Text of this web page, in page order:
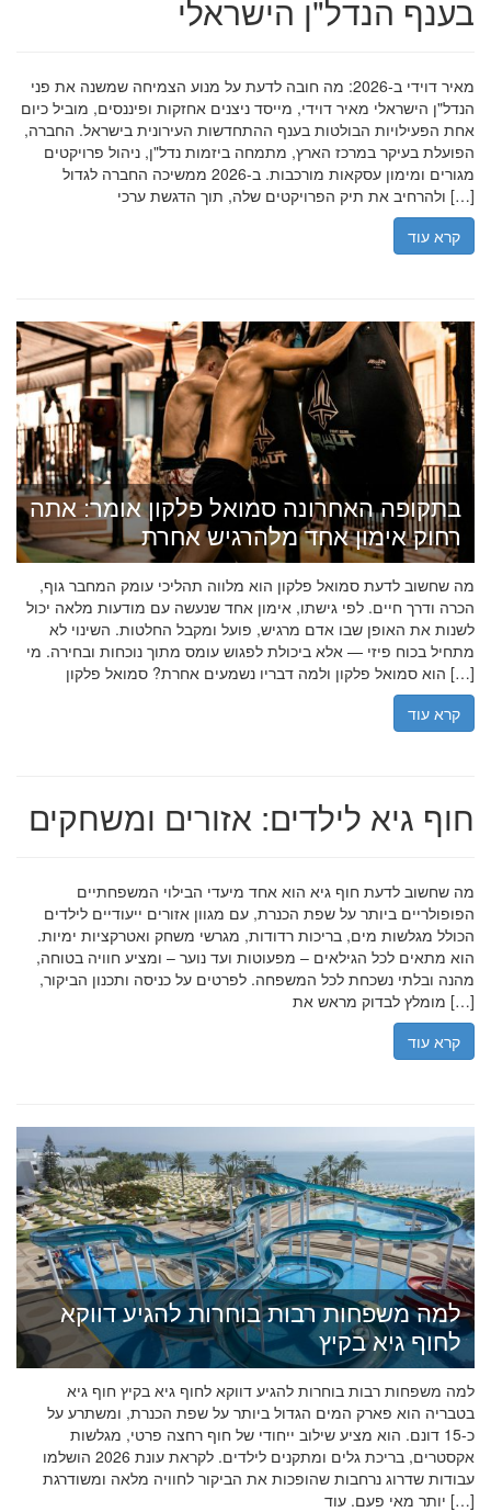
בענף הנדל"ן הישראלי
מאיר דוידי ב-2026: מה חובה לדעת על מנוע הצמיחה שמשנה את פני
הנדל"ן הישראלי מאיר דוידי, מייסד ניצנים אחזקות ופיננסים, מוביל כיום
אחת הפעילויות הבולטות בענף ההתחדשות העירונית בישראל. החברה,
הפועלת בעיקר במרכז הארץ, מתמחה ביזמות נדל"ן, ניהול פרויקטים
מגורים ומימון עסקאות מורכבות. ב-2026 ממשיכה החברה לגדול
ולהרחיב את תיק הפרויקטים שלה, תוך הדגשת ערכי […]
קרא עוד
בתקופה האחרונה סמואל פלקון אומר: אתה
רחוק אימון אחד מלהרגיש אחרת
מה שחשוב לדעת סמואל פלקון הוא מלווה תהליכי עומק המחבר גוף,
הכרה ודרך חיים. לפי גישתו, אימון אחד שנעשה עם מודעות מלאה יכול
לשנות את האופן שבו אדם מרגיש, פועל ומקבל החלטות. השינוי לא
מתחיל בכוח פיזי — אלא ביכולת לפגוש עומס מתוך נוכחות ובחירה. מי
הוא סמואל פלקון ולמה דבריו נשמעים אחרת? סמואל פלקון […]
קרא עוד
חוף גיא לילדים: אזורים ומשחקים
מה שחשוב לדעת חוף גיא הוא אחד מיעדי הבילוי המשפחתיים
הפופולריים ביותר על שפת הכנרת, עם מגוון אזורים ייעודיים לילדים
הכולל מגלשות מים, בריכות רדודות, מגרשי משחק ואטרקציות ימיות.
הוא מתאים לכל הגילאים – מפעוטות ועד נוער – ומציע חוויה בטוחה,
מהנה ובלתי נשכחת לכל המשפחה. לפרטים על כניסה ותכנון הביקור,
מומלץ לבדוק מראש את […]
קרא עוד
למה משפחות רבות בוחרות להגיע דווקא
לחוף גיא בקיץ
למה משפחות רבות בוחרות להגיע דווקא לחוף גיא בקיץ חוף גיא
בטבריה הוא פארק המים הגדול ביותר על שפת הכנרת, ומשתרע על
כ-15 דונם. הוא מציע שילוב ייחודי של חוף רחצה פרטי, מגלשות
אקסטרים, בריכת גלים ומתקנים לילדים. לקראת עונת 2026 הושלמו
עבודות שדרוג נרחבות שהופכות את הביקור לחוויה מלאה ומשודרגת
יותר מאי פעם. עוד […]